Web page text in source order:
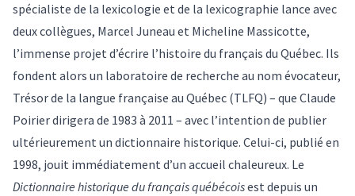
spécialiste de la lexicologie et de la lexicographie lance avec
deux collègues, Marcel Juneau et Micheline Massicotte,
l’immense projet d’écrire l’histoire du français du Québec. Ils
fondent alors un laboratoire de recherche au nom évocateur,
Trésor de la langue française au Québec (TLFQ) – que Claude
Poirier dirigera de 1983 à 2011 – avec l’intention de publier
ultérieurement un dictionnaire historique. Celui-ci, publié en
1998, jouit immédiatement d’un accueil chaleureux. Le
Dictionnaire historique du français québécoisest depuis un